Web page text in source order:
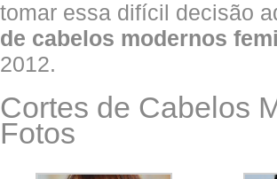
tomar essa difícil decisão
de cabelos modernos
2012.
Cortes de Cabelos
Fotos